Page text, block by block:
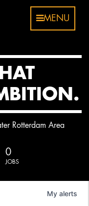
MENU
Rotterdam Area
0
JOBS
My alerts